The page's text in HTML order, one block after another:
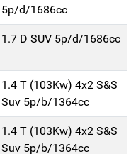
5p/d/1686cc
1.7 D SUV 5p/d/1686cc
1.4 T (103Kw) 4x2 S&S
Suv 5p/b/1364cc
1.4 T (103Kw) 4x2 S&S
Suv 5p/b/1364cc